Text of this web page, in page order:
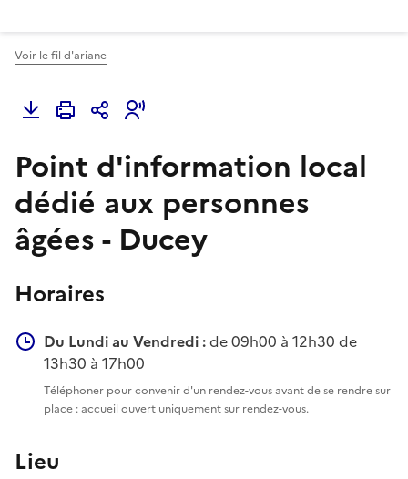
Voir le fil d'ariane
Point d'information local
dédié aux personnes
âgées - Ducey
Horaires
Du Lundi au Vendredi :de 09h00 à 12h30 de
13h30 à 17h00
Téléphoner pour convenir d'un rendez-vous avant de se rendre sur
place : accueil ouvert uniquement sur rendez-vous.
Lieu